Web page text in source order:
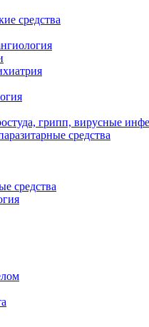
средства
грипп, вирусные
средства
средства